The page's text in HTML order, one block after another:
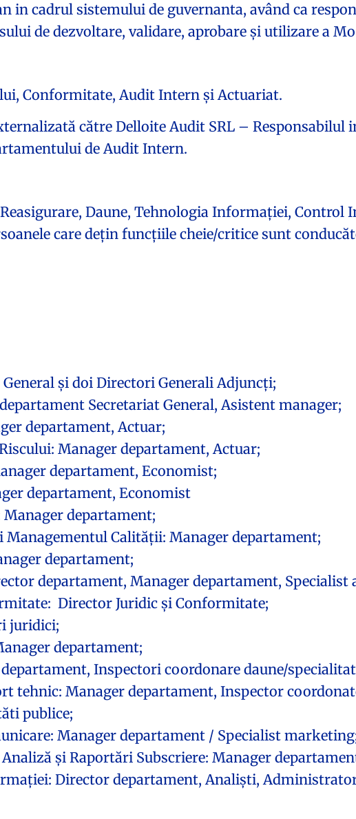
in cadrul sistemului de guvernanta, având ca
de dezvoltare, validare, aprobare și utilizare a
Conformitate, Audit Intern și Actuariat.
către Delloite Audit SRL – Responsabilul
de Audit Intern.
Daune, Tehnologia Informației, Control
care dețin funcțiile cheie/critice sunt
și doi Directori Generali Adjuncți;
Secretariat General, Asistent manager;
departament, Actuar;
Manager departament, Actuar;
departament, Economist;
departament, Economist
Manager departament;
Calității: Manager departament;
departament;
departament, Manager departament, Specialist
Director Juridic și Conformitate;
juridici;
departament;
Inspectori coordonare daune/
tehnic: Manager departament, Inspector
publice;
Manager departament / Specialist
și Raportări Subscriere: Manager
Director departament, Analiști,